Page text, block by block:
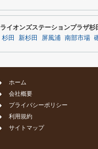
ライオンズステーションプラザ
杉田 新杉田 屏風浦 南部市場
ホーム
会社概要
プライバシーポリシー
利用規約
サイトマップ